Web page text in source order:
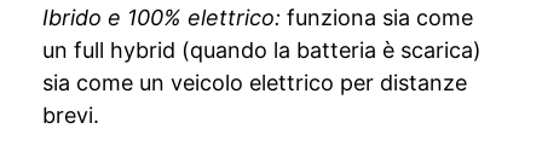
Ibrido e 100% elettrico: funziona sia come
un full hybrid (quando la batteria è scarica)
sia come un veicolo elettrico per distanze
brevi.